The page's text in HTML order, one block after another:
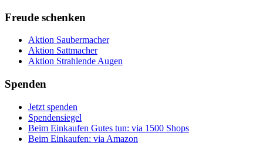
Freude schenken
Aktion Saubermacher
Aktion Sattmacher
Aktion Strahlende Augen
Spenden
Jetzt spenden
Spendensiegel
Beim Einkaufen Gutes tun: via 1500 Shops
Beim Einkaufen: via Amazon